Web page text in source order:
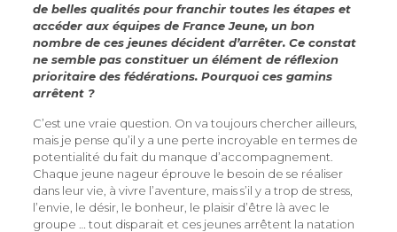
de belles qualités pour franchir toutes les étapes et
accéder aux équipes de France Jeune, un bon
nombre de ces jeunes décident d’arrêter. Ce constat
ne semble pas constituer un élément de réflexion
prioritaire des fédérations. Pourquoi ces gamins
arrêtent ?
C’est une vraie question. On va toujours chercher ailleurs,
mais je pense qu’il y a une perte incroyable en termes de
potentialité du fait du manque d’accompagnement.
Chaque jeune nageur éprouve le besoin de se réaliser
dans leur vie, à vivre l’aventure, mais s’il y a trop de stress,
l’envie, le désir, le bonheur, le plaisir d’être là avec le
groupe … tout disparait et ces jeunes arrêtent la natation